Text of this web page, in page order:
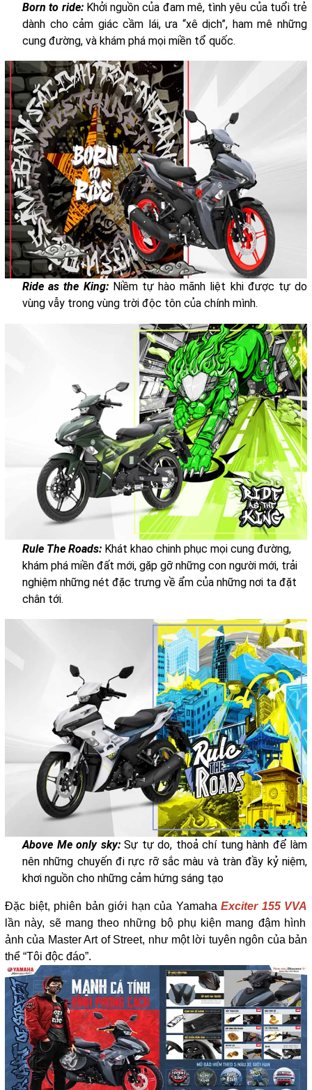
Born to ride:Khởi nguồn của đam mê, tình yêu của tuổi trẻ
dành cho cảm giác cầm lái, ưa “xê dịch”, ham mê những
cung đường, và khám phá mọi miền tổ quốc.
Ride as the King:Niềm tự hào mãnh liệt khi được tự do
vùng vẫy trong vùng trời độc tôn của chính mình.
Rule The Roads: Khát khao chinh phục mọi cung đường,
khám phá miền đất mới, gặp gỡ những con người mới, trải
nghiệm những nét đặc trưng về ẩm của những nơi ta đặt
chân tới.
Above Me only sky:Sự tự do, thoả chí tung hành để làm
nên những chuyến đi rực rỡ sắc màu và tràn đầy kỷ niệm,
khơi nguồn cho những cảm hứng sáng tạo
Đặc biệt, phiên bản giới hạn của Yamaha Exciter 155 VVA
lần này, sẽ mang theo những bộ phụ kiện mang đậm hình
ảnh của Master Art of Street, như một lời tuyên ngôn của bản
thể “Tôi độc đáo”.